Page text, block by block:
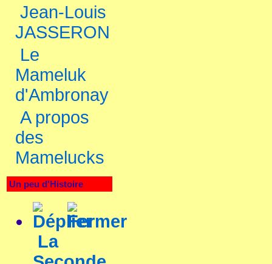
Jean-Louis
JASSERON
Le
Mameluk
d'Ambronay
A propos
des
Mamelucks
Un peu d'Histoire
La